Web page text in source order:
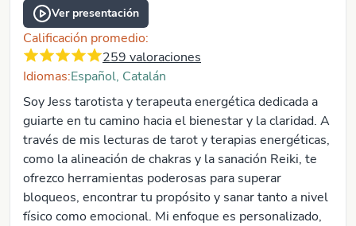
Ver presentación
Calificación promedio:
259 valoraciones
Idiomas:Español, Catalán
Soy Jess tarotista y terapeuta energética dedicada a
guiarte en tu camino hacia el bienestar y la claridad. A
través de mis lecturas de tarot y terapias energéticas,
como la alineación de chakras y la sanación Reiki, te
ofrezco herramientas poderosas para superar
bloqueos, encontrar tu propósito y sanar tanto a nivel
físico como emocional. Mi enfoque es personalizado,